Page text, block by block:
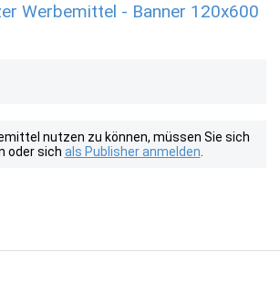
Werbemittel - Banner 120x600
nutzen zu können, müssen Sie sich
oder sich als Publisher anmelden